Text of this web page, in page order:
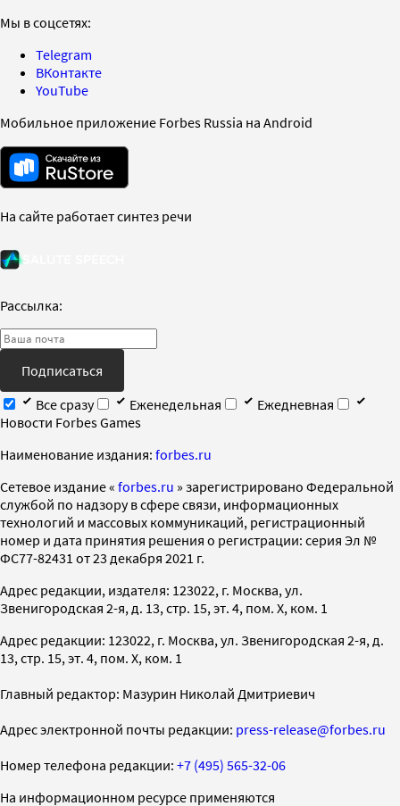
Мы в соцсетях:
Telegram
ВКонтакте
YouTube
Мобильное приложение Forbes Russia на Android
На сайте работает синтез речи
Рассылка:
Подписаться
Все сразу
Еженедельная
Ежедневная
Новости Forbes Games
Наименование издания: forbes.ru
Cетевое издание « forbes.ru » зарегистрировано Федеральной
службой по надзору в сфере связи, информационных
технологий и массовых коммуникаций, регистрационный
номер и дата принятия решения о регистрации: серия Эл №
ФС77-82431 от 23 декабря 2021 г.
Адрес редакции, издателя: 123022, г. Москва, ул.
Звенигородская 2-я, д. 13, стр. 15, эт. 4, пом. X, ком. 1
Адрес редакции: 123022, г. Москва, ул. Звенигородская 2-я, д.
13, стр. 15, эт. 4, пом. X, ком. 1
Главный редактор: Мазурин Николай Дмитриевич
Адрес электронной почты редакции: press-release@forbes.ru
Номер телефона редакции: +7 (495) 565-32-06
На информационном ресурсе применяются